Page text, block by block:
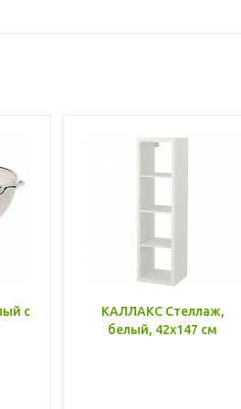
с
КАЛЛАКС Стеллаж,
белый, 42x147 см